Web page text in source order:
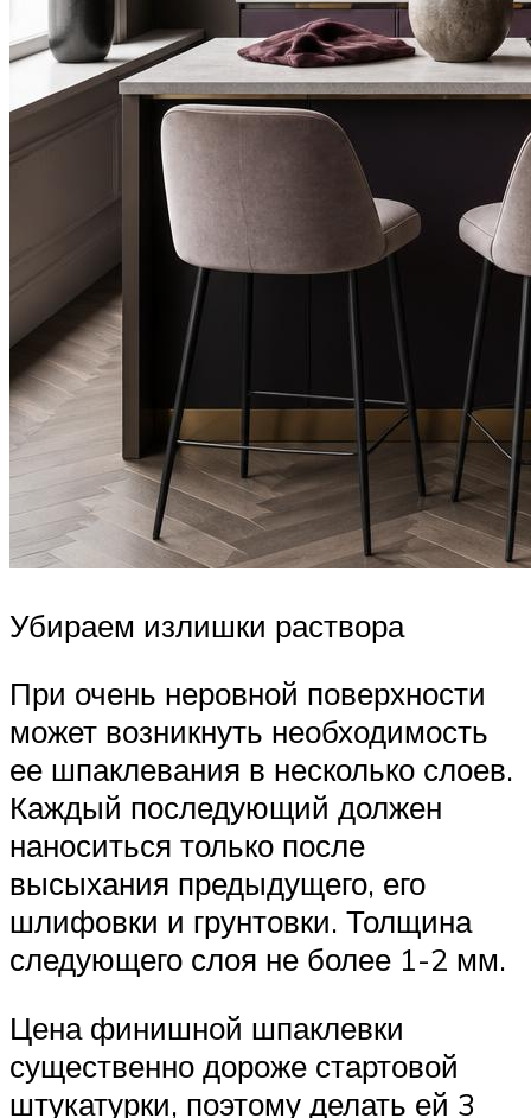
Убираем излишки раствора
При очень неровной поверхности
может возникнуть необходимость
ее шпаклевания в несколько слоев.
Каждый последующий должен
наноситься только после
высыхания предыдущего, его
шлифовки и грунтовки. Толщина
следующего слоя не более 1-2 мм.
Цена финишной шпаклевки
существенно дороже стартовой
штукатурки, поэтому делать ей 3